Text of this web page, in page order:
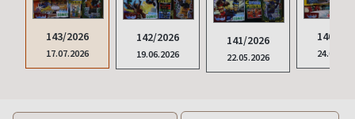
143/2026
17.07.2026
142/2026
19.06.2026
141/2026
22.05.2026
140/